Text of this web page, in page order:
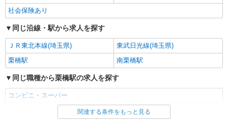
社会保険あり
同じ沿線・駅から求人を探す
ＪＲ東北本線(埼玉県)
東武日光線(埼玉県)
栗橋駅
南栗橋駅
同じ職種から栗橋駅の求人を探す
コンビニ・スーパー
同じ雇用形態から栗橋駅の求人を探す
関連する条件をもっと見る